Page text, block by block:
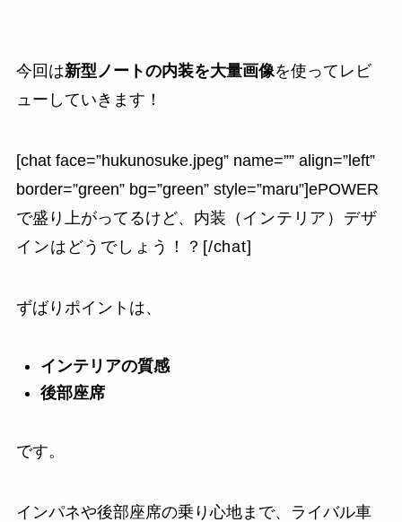
今回は新型ノートの内装を大量画像を使ってレビ
ューしていきます！
[chat face=”hukunosuke.jpeg” name=”” align=”left”
border=”green” bg=”green” style=”maru”]ePOWER
で盛り上がってるけど、内装（ イ ンテリア）デザ
インはどうでしょう！？[/chat]
ずばりポイントは、
インテリアの質感
後部座席
です。
インパネや後部座席の乗り心地まで、ライバル車